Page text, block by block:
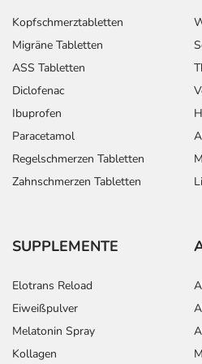
Lagerung vor Anbruch
Das Arzneimittel muss vor
werden.
Aufbewahrung nach Anbruch
Das Arzneimittel darf nach
Das Arzneimittel muss nach
Raumtemperatur aufbewahrt
Was sollten Sie beachten?
- Geben Sie vor einer Operation
Einnahme/Anwendung des
Blutungszeit verlängert sein
- Vorsicht bei Allergie gegen
- Vorsicht bei Allergie gegen
Kopfschmerztabletten
Migräne Tabletten
ASS Tabletten
Diclofenac
Ibuprofen
Paracetamol
Regelschmerzen Tabletten
Zahnschmerzen Tabletten
SUPPLEMENTE
Elotrans Reload
Eiweißpulver
Melatonin Spray
Kollagen